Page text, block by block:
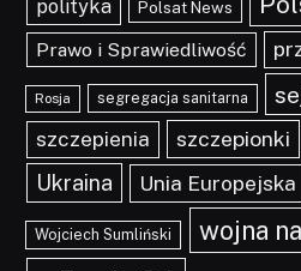
polityka Polsat News
Prawo i Sprawiedliwość
Rosja segregacja sanitarna
szczepienia szczepionki
Ukraina Unia Europejska
Wojciech Sumliński wojna